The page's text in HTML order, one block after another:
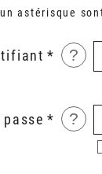
astérisque
?
?